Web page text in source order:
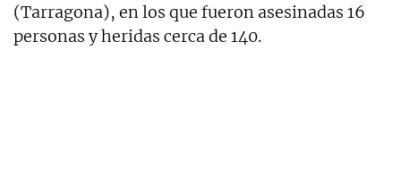
(Tarragona), en los que fueron asesinadas 16
personas y heridas cerca de 140.